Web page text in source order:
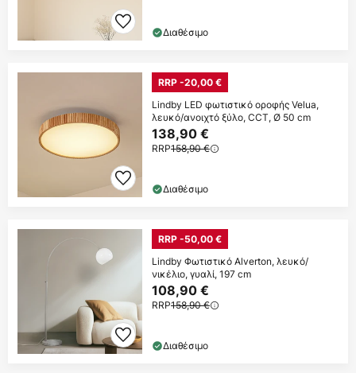
Διαθέσιμο
RRP -20,00 €
Lindby LED φωτιστικό οροφής Velua,
λευκό/ανοιχτό ξύλο, CCT, Ø 50 cm
138,90 €
RRP158,90 €
Διαθέσιμο
RRP -50,00 €
Lindby Φωτιστικό Alverton, λευκό/
νικέλιο, γυαλί, 197 cm
108,90 €
RRP158,90 €
Διαθέσιμο